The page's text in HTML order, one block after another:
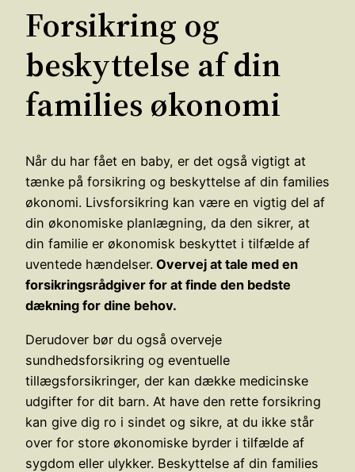
Forsikring og
beskyttelse af din
families økonomi
Når du har fået en baby, er det også vigtigt at
tænke på forsikring og beskyttelse af din families
økonomi. Livsforsikring kan være en vigtig del af
din økonomiske planlægning, da den sikrer, at
din familie er økonomisk beskyttet i tilfælde af
uventede hændelser. Overvej at tale med en
forsikringsrådgiver for at finde den bedste
dækning for dine behov.
Derudover bør du også overveje
sundhedsforsikring og eventuelle
tillægsforsikringer, der kan dække medicinske
udgifter for dit barn. At have den rette forsikring
kan give dig ro i sindet og sikre, at du ikke står
over for store økonomiske byrder i tilfælde af
sygdom eller ulykker. Beskyttelse af din families